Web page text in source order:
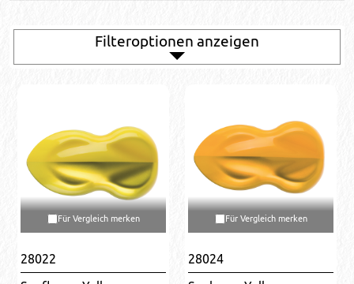
Filteroptionen anzeigen
Für Vergleich merken
28022
Für Vergleich merken
28024